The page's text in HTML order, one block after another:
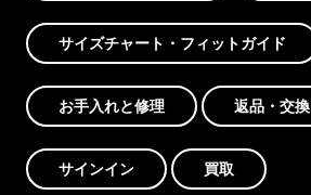
サイズチャート・フィットガイド
お手入れと修理 返品・交換
サインイン 買取